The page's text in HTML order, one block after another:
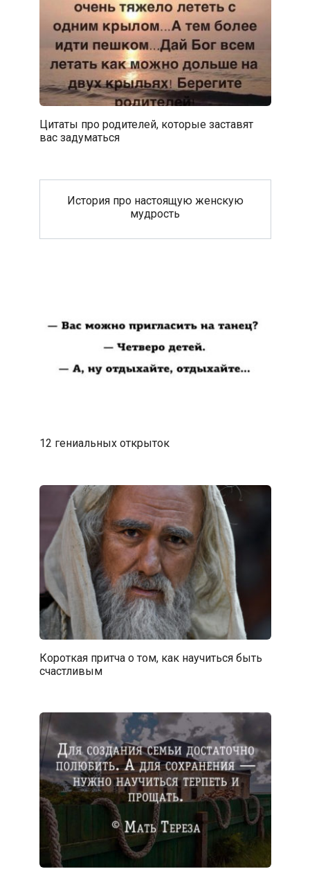
Цитаты про родителей, которые заставят
вас задуматься
История про настоящую женскую
мудрость
12 гениальных открыток
Короткая притча о том, как научиться быть
счастливым